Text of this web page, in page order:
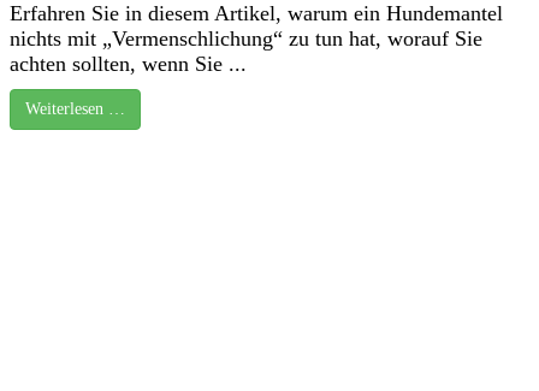
Erfahren Sie in diesem Artikel, warum ein Hundemantel
nichts mit „Vermenschlichung“ zu tun hat, worauf Sie
achten sollten, wenn Sie ...
Weiterlesen …